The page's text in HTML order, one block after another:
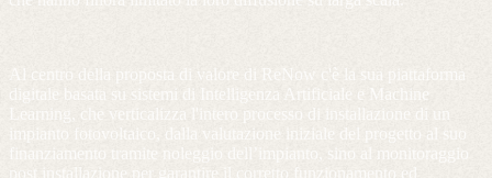
Al centro della proposta di valore di ReNow c'è la sua piattaforma
digitale basata su sistemi di Intelligenza Artificiale e Machine
Learning, che verticalizza l'intero processo di installazione di un
impianto fotovoltaico, dalla valutazione iniziale del progetto al suo
finanziamento tramite noleggio dell’impianto, sino al monitoraggio
post installazione per garantire il corretto funzionamento ed